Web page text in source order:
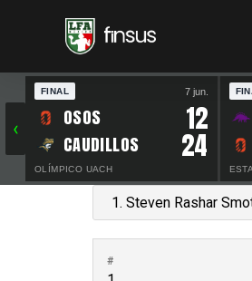
‹
FINAL 7 jun.
OSOS 12
CAUDILLOS 24
OLÍMPICO UACH
#